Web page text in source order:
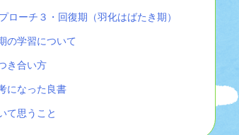
ローチ３・回復期（羽化はばたき期）
の学習について
き合い方
になった良書
て思うこと